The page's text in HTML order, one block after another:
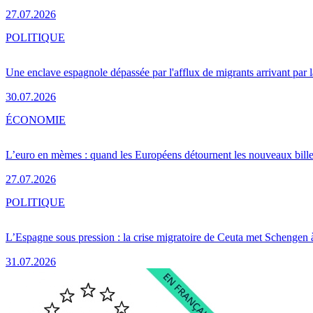
27.07.2026
Une enclave espagnole dépassée par l'afflux de migrants arrivant par
30.07.2026
POLITIQUE
L’euro en mèmes : quand les Européens détournent les nouveaux
27.07.2026
ÉCONOMIE
L’Espagne sous pression : la crise migratoire de Ceuta met Schengen
31.07.2026
POLITIQUE